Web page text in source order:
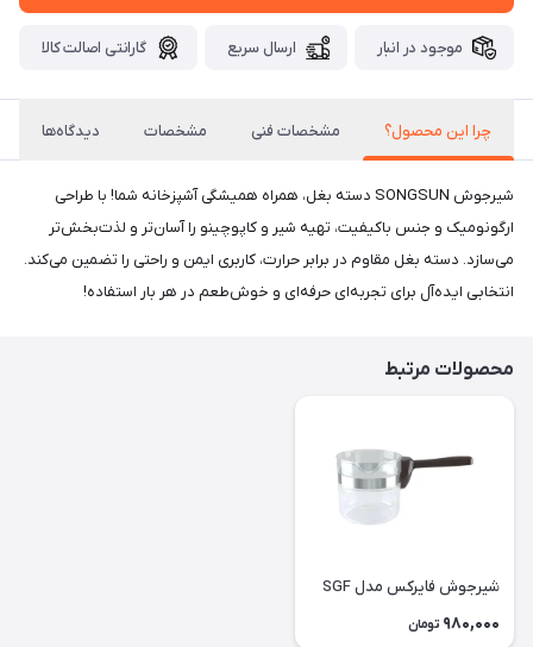
موجود در انبار ارسال سریع گارانتی اصالت کالا
چرا این محصول؟ مشخصات فنی مشخصات دیدگاه‌ها
شیرجوش SONGSUN دسته بغل، همراه همیشگی آشپزخانه شما! با طراحی
ارگونومیک و جنس باکیفیت، تهیه شیر و کاپوچینو را آسان‌تر و لذت‌بخش‌تر
می‌سازد. دسته بغل مقاوم در برابر حرارت، کاربری ایمن و راحتی را تضمین می‌کند.
انتخابی ایده‌آل برای تجربه‌ای حرفه‌ای و خوش‌طعم در هر بار استفاده!
محصولات مرتبط
شیرجوش فایرکس مدل SGF
980,000 تومان